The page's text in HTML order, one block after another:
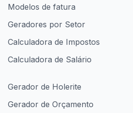
Modelos de fatura
Geradores por Setor
Calculadora de Impostos
Calculadora de Salário
Gerador de Holerite
Gerador de Orçamento